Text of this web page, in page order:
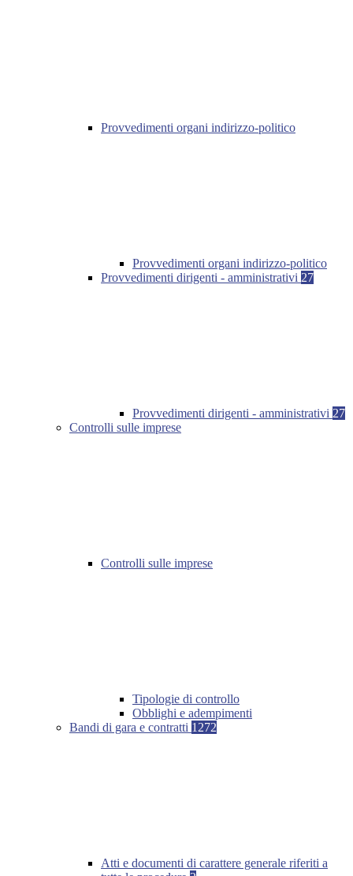
Provvedimenti organi indirizzo-politico
Provvedimenti organi indirizzo-politico
Provvedimenti dirigenti - amministrativi 27
Provvedimenti dirigenti - amministrativi 27
Controlli sulle imprese
Controlli sulle imprese
Tipologie di controllo
Obblighi e adempimenti
Bandi di gara e contratti 1272
Atti e documenti di carattere generale riferiti a